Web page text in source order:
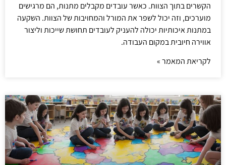
הקשרים בתוך הצוות. כאשר עובדים מקבלים מתנות, הם מרגישים
מוערכים, וזה יכול לשפר את המורל והמחויבות של הצוות. השקעה
במתנות איכותיות יכולה להעניק לעובדים תחושת שייכות וליצור
אווירה חיובית במקום העבודה.
לקריאת המאמר »